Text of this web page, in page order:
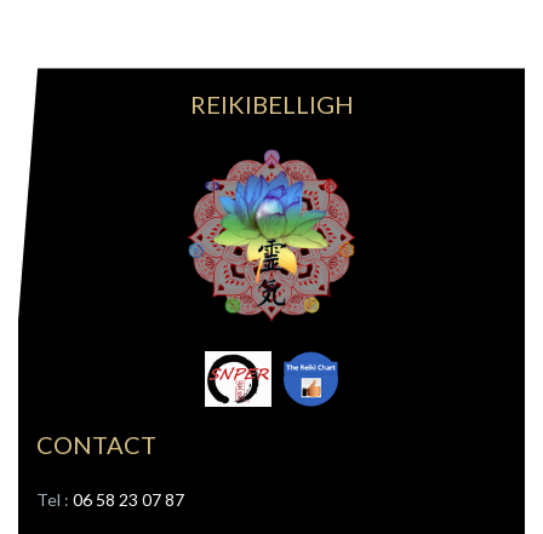
REIKIBELLIGH
CONTACT
Tel : ‭ 06 58 23 07 87